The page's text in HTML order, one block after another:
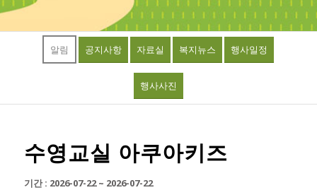
알림 공지사항 자료실 복지뉴스 행사일정
행사사진
수영교실 아쿠아키즈
기간 : 2026-07-22 ~ 2026-07-22